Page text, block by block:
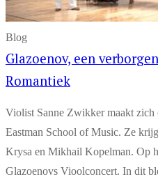
Blog
Glazoenov, een
Romantiek
Violist Sanne Zwikker maakt zich
Eastman School of Music. Ze
Krysa en Mikhail Kopelman. Op
Glazoenovs Vioolconcert. In dit